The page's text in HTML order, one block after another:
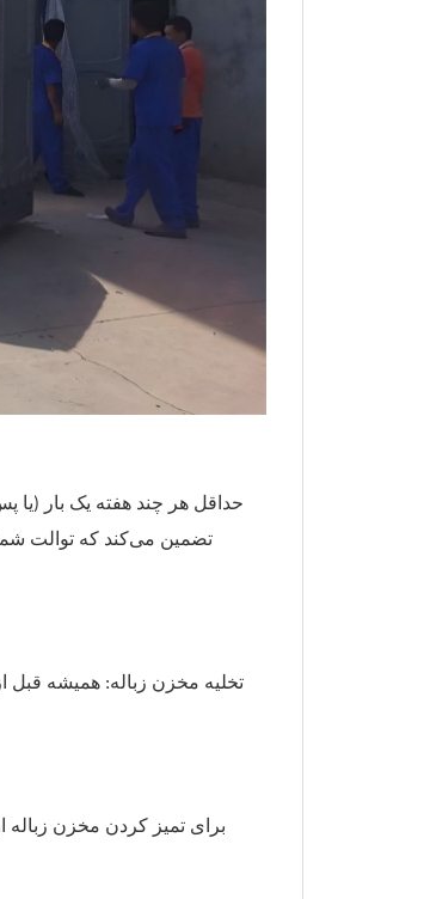
حداقل هر چند هفته یک بار (یا
تضمین می‌کند که توالت شما
تخلیه مخزن زباله: همیشه قبل
برای تمیز کردن مخزن زباله